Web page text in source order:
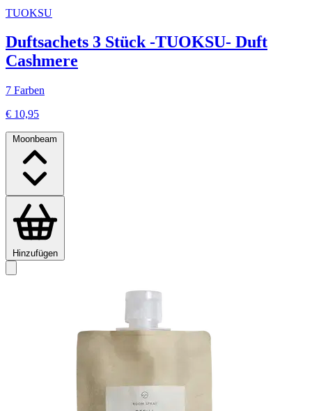
TUOKSU
Duftsachets 3 Stück -TUOKSU- Duft
Cashmere
7 Farben
€ 10,95
Moonbeam
Hinzufügen